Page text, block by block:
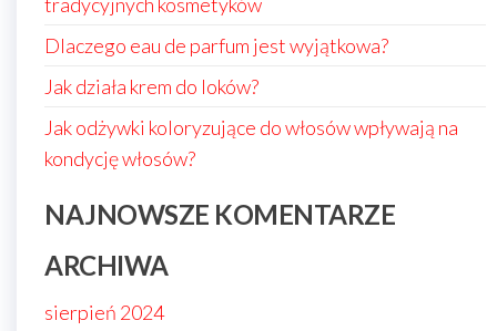
Dlaczego eau de parfum jest wyjątkowa?
Jak działa krem do loków?
Jak odżywki koloryzujące do włosów wpływają na
kondycję włosów?
NAJNOWSZE KOMENTARZE
ARCHIWA
sierpień 2024